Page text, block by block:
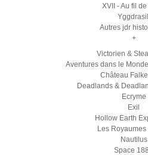
XVII - Au fil
Autres jdr
+
Victorien &
Aventures dans le
Château
Deadlands &
Ecryme
Exil
Hollow Earth
Les
Nautilus
Space